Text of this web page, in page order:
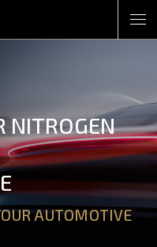
NITROGEN
AUTOMOTIVE